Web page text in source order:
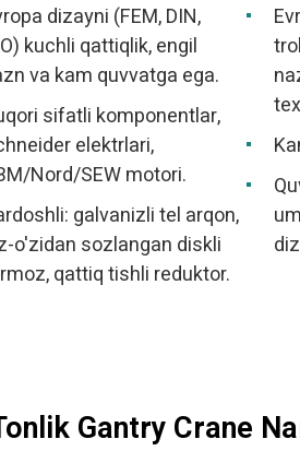
dizayni (FEM, DIN,
kuchli qattiqlik, engil
va kam quvvatga ega.
sifatli komponentlar,
elektrlari,
Nord/SEW motori.
galvanizli tel arqon,
o'zidan sozlangan diskli
qattiq tishli reduktor.
Gantry Crane